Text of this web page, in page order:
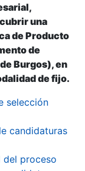
una
de Producto
de
Burgos), en
de fijo.
selección
candidaturas
del proceso